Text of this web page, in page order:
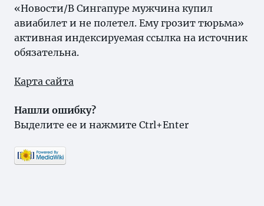
«Новости/В Сингапуре мужчина купил
авиабилет и не полетел. Ему грозит тюрьма»
активная индексируемая ссылка на источник
обязательна.
Карта сайта
Нашли ошибку?
Выделите ее и нажмите Ctrl+Enter